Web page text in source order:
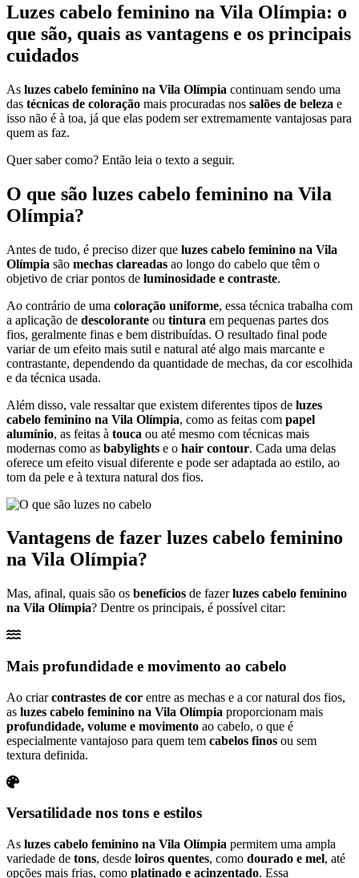
Luzes cabelo feminino na Vila Olímpia: o
que são, quais as vantagens e os principais
cuidados
As luzes cabelo feminino na Vila Olímpia continuam sendo uma
das técnicas de coloração mais procuradas nos salões de beleza e
isso não é à toa, já que elas podem ser extremamente vantajosas para
quem as faz.
Quer saber como? Então leia o texto a seguir.
O que são luzes cabelo feminino na Vila
Olímpia?
Antes de tudo, é preciso dizer que luzes cabelo feminino na Vila
Olímpia são mechas clareadas ao longo do cabelo que têm o
objetivo de criar pontos de luminosidade e contraste.
Ao contrário de uma coloração uniforme, essa técnica trabalha com
a aplicação de descolorante ou tintura em pequenas partes dos
fios, geralmente finas e bem distribuídas. O resultado final pode
variar de um efeito mais sutil e natural até algo mais marcante e
contrastante, dependendo da quantidade de mechas, da cor escolhida
e da técnica usada.
Além disso, vale ressaltar que existem diferentes tipos de luzes
cabelo feminino na Vila Olímpia, como as feitas com papel
alumínio, as feitas à touca ou até mesmo com técnicas mais
modernas como as babylights e o hair contour. Cada uma delas
oferece um efeito visual diferente e pode ser adaptada ao estilo, ao
tom da pele e à textura natural dos fios.
Vantagens de fazer luzes cabelo feminino
na Vila Olímpia?
Mas, afinal, quais são os benefícios de fazerluzes cabelo feminino
na Vila Olímpia? Dentre os principais, é possível citar:
Mais profundidade e movimento ao cabelo
Ao criarcontrastes de cor entre as mechas e a cor natural dos fios,
as luzes cabelo feminino na Vila Olímpia proporcionam mais
profundidade, volume e movimento ao cabelo, o que é
especialmente vantajoso para quem tem cabelos finos ou sem
textura definida.
Versatilidade nos tons e estilos
As luzes cabelo feminino na Vila Olímpia permitem uma ampla
variedade de tons, desde loiros quentes, como dourado e mel, até
opções mais frias, como platinado e acinzentado. Essa